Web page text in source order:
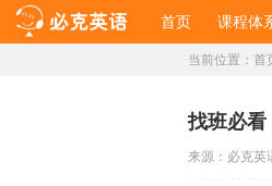
首页 课程体
当前位置： 首
找班必看
来源： 必克英